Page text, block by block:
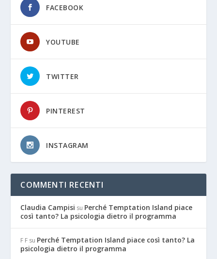
FACEBOOK
YOUTUBE
TWITTER
PINTEREST
INSTAGRAM
COMMENTI RECENTI
Claudia Campisi su Perché Temptation Island piace
così tanto? La psicologia dietro il programma
F F su Perché Temptation Island piace così tanto? La
psicologia dietro il programma